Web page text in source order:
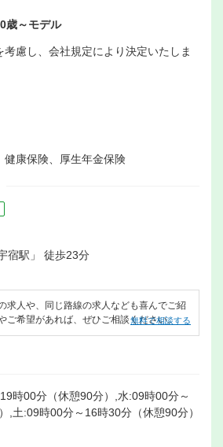
歳～モデル
慮し、会社規定により決定いたしま
健康保険、厚生年金保険
宿駅」 徒歩23分
求人や、同じ路線の求人なども喜んでご紹
ご希望があれば、ぜひご相談ください。
無料で相談する
時00分（休憩90分）,水:09時00分～
,土:09時00分～16時30分（休憩90分）